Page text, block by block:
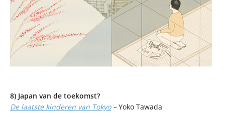
8) Japan van de toekomst?
De laatste kinderen van Tokyo–Yoko Tawada